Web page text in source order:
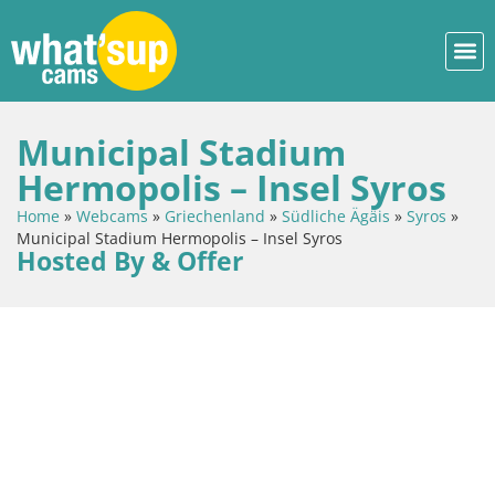
Municipal Stadium
Hermopolis – Insel Syros
Home » Webcams » Griechenland » Südliche Ägäis » Syros »
Municipal Stadium Hermopolis – Insel Syros
Hosted By & Offer